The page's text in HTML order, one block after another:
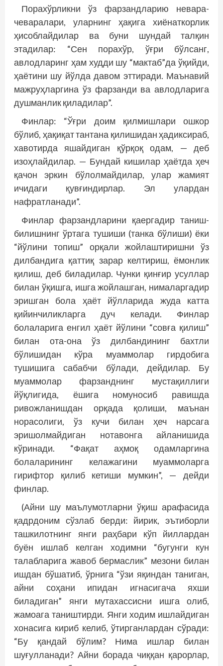
Порахўрликни ўз фарзандларию невара-
чеваралари, уларнинг ҳақига хиёнаткорлик
ҳисоблайдилар ва буни шундай талқин
этадилар: “Сен порахўр, ўғри бўлсанг,
авлодларинг ҳам худди шу “мактаб”да ўқийди,
ҳаётини шу йўлда давом эттиради. Маънавий
мажруҳларгина ўз фарзанди ва авлодларига
душманлик қиладилар”.
Финлар: “Ўғри доим қилмишлари ошкор
бўлиб, ҳақиқат тантана қилишидан ҳадиксираб,
хавотирда яшайдиган қўрқоқ одам, — деб
изоҳлайдилар. — Бундай кишилар ҳаётда ҳеч
қачон эркин бўлолмайдилар, улар жамият
ичидаги қувғиндирлар. Эл улардан
нафратланади”.
Финлар фарзандларини қаергадир таниш-
билишнинг ўртага тушиши (танка бўлиши) ёки
“йўлини топиш” орқали жойлаштиришни ўз
дилбандига қаттиқ зарар келтириш, ёмонлик
қилиш, деб биладилар. Чунки қинғир усуллар
билан ўқишга, ишга жойлашган, нималаргадир
эришган бола ҳаёт йўлларида жуда катта
қийинчиликларга дуч келади. Финлар
болаларига енгил ҳаёт йўлини “совға қилиш”
билан ота-она ўз дилбандининг бахтли
бўлишидан кўра муаммолар гирдобига
тушишига сабаб­­чи бўлади, дейдилар. Бу
муаммолар фарзанднинг мустақиллиги
йўқлигида, ёшига номуносиб равишда
ривожланишдан орқада қолиши, маънан
норасолиги, ўз кучи билан ҳеч нарсага
эришолмайдиган нотавонга айланишида
кўринади. “Фақат аҳмоқ одамларгина
болаларининг келажагини муаммоларга
гирифтор қилиб кетиши мумкин”, — дей­ди
финлар.
(Айни шу маълумотларни ўқиш арафасида
қадрдоним сўзлаб берди: йирик, эътиборли
ташкилотнинг янги раҳбари кўп йиллардан
буён ишлаб келган ходимни “бугунги кун
талабларига жавоб бермаслик” мезони билан
ишдан бўшатиб, ўрнига “ўзи яқиндан таниган,
айни соҳани ипидан игнасигача яхши
биладиган” янги мутахассисни ишга олиб,
жамоага таништирди. Янги ходим ишлайдиган
хонасига кириб келиб, ўтирганлардан сўради:
“Бу қандай бўлим? Нима ишлар билан
шуғулланади? Айни борада чиққан қарорлар,